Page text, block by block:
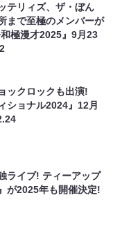
テリィズ、ザ・ぼん
まで至極のメンバーが
極漫才2025』9月23
ックロックも出演!
ショナル2024』12月
ライブ! ティーアップ
が2025年も開催決定!